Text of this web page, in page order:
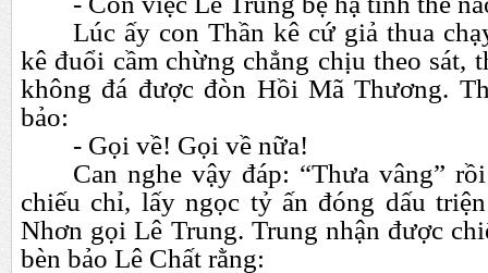
Lúc ấy con Thần kê cứ giả thua
kê đuổi cầm chừng chẳng chịu theo sát,
không đá được đòn Hồi Mã Thương.
bảo:
- Gọi về! Gọi về nữa!
Can nghe vậy đáp: “Thưa vâng”
chiếu chỉ, lấy ngọc tỷ ấn đóng dấu
Nhơn gọi Lê Trung. Trung nhận được
bèn bảo Lê Chất rằng: